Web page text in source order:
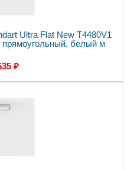
Ultra Flat New T4480V1
прямоугольный, белый м
₽